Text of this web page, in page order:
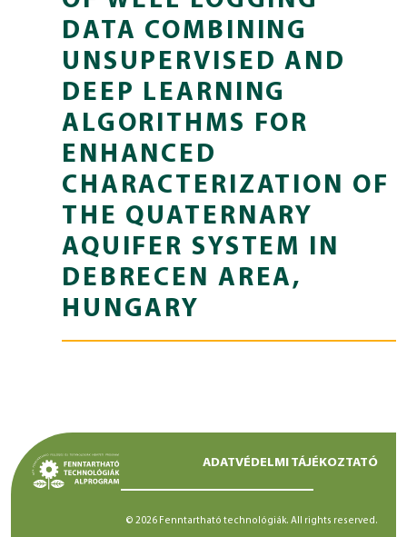
DATA COMBINING
UNSUPERVISED AND
DEEP LEARNING
ALGORITHMS FOR
ENHANCED
CHARACTERIZATION OF
THE QUATERNARY
AQUIFER SYSTEM IN
DEBRECEN AREA,
HUNGARY
ADATVÉDELMI TÁJÉKOZTATÓ
© 2026 Fenntartható technológiák. All rights reserved.